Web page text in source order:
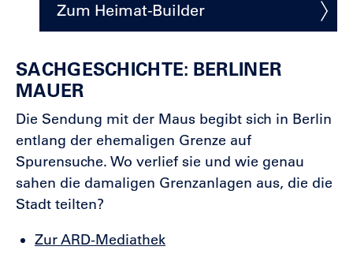
Zum Heimat-Builder
SACHGESCHICHTE: BERLINER
MAUER
Die Sendung mit der Maus begibt sich in Berlin
entlang der ehemaligen Grenze auf
Spurensuche. Wo verlief sie und wie genau
sahen die damaligen Grenzanlagen aus, die die
Stadt teilten?
Zur ARD-Mediathek